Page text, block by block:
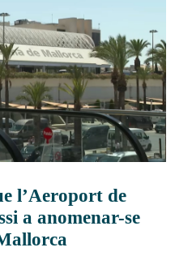
l’Aeroport de
a anomenar-se